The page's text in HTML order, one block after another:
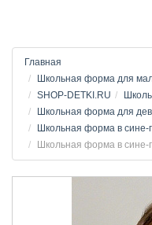
Главная
Школьная форма для
SHOP-DETKI.RU
Школьная форма для
Школьная форма в сине-
Школьная форма в сине-